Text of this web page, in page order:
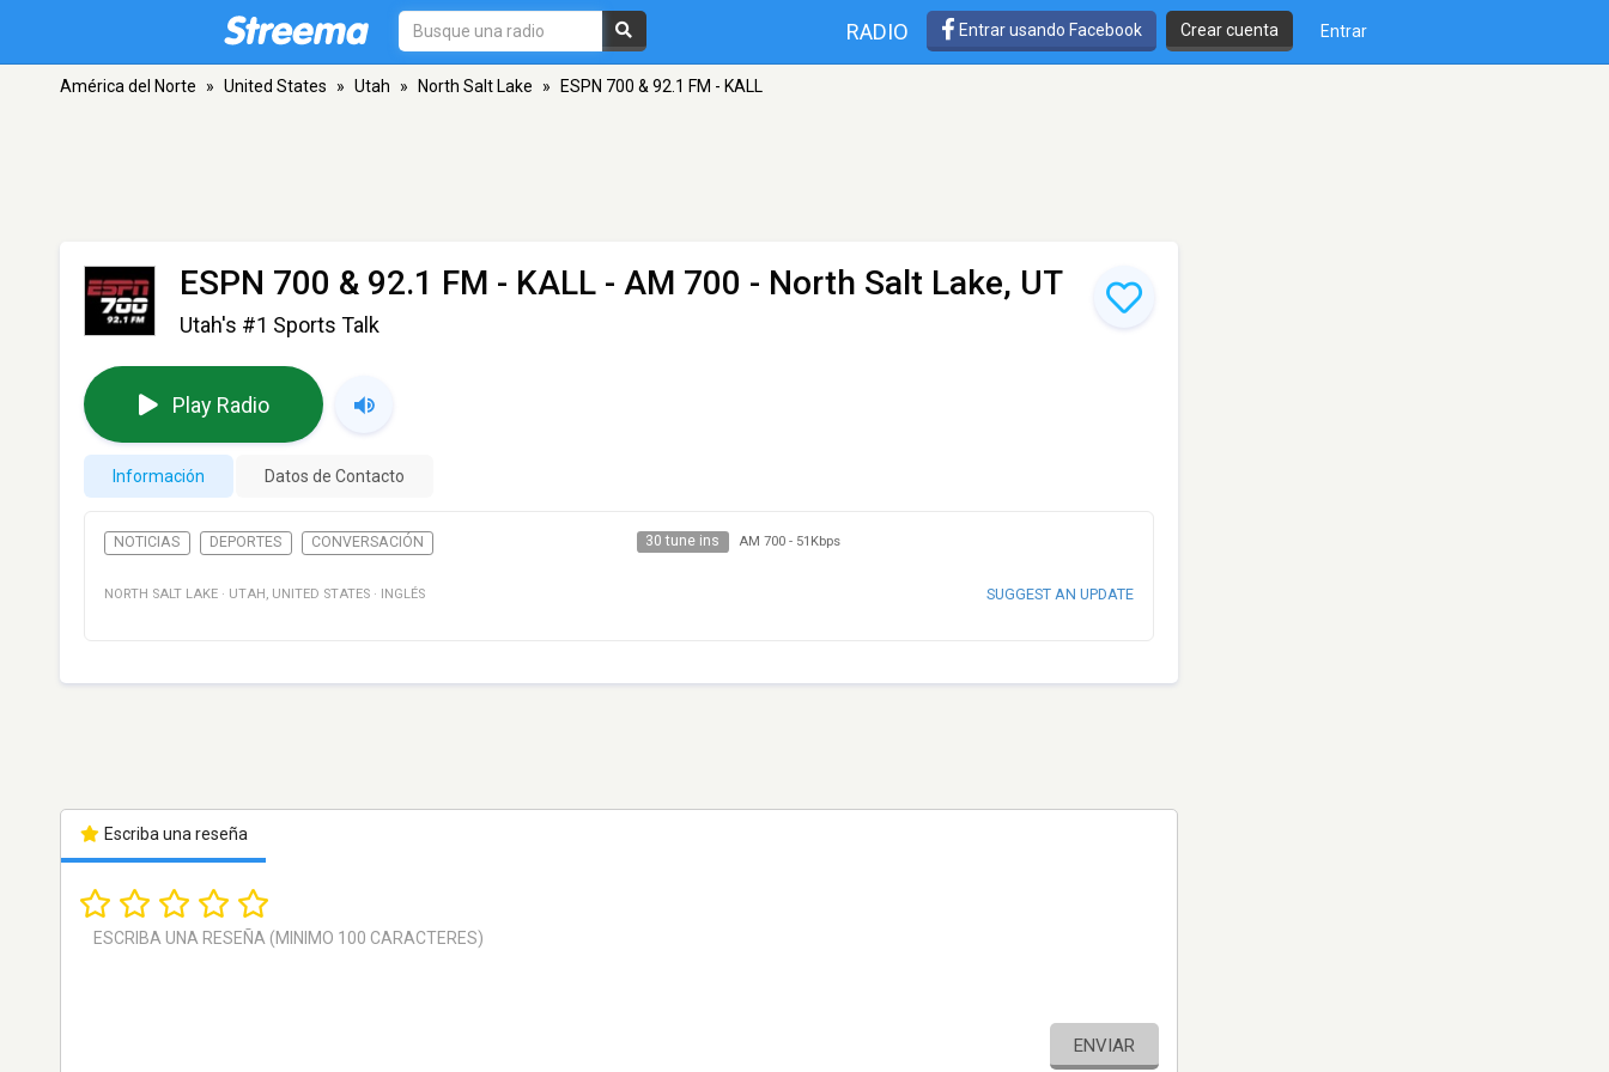
RADIO Entrar usando Facebook Crear cuenta Entrar
América del Norte » United States » Utah » North Salt Lake » ESPN 700 & 92.1 FM - KALL
ESPN 700 & 92.1 FM - KALL - AM 700 - North Salt Lake, UT
Utah's #1 Sports Talk
Play Radio
Información Datos de Contacto
NOTICIAS DEPORTES CONVERSACIÓN 30 tune ins AM 700- 51Kbps
NORTH SALT LAKE · UTAH , UNITED STATES · INGLÉS SUGGEST AN UPDATE
Escriba una reseña
ENVIAR